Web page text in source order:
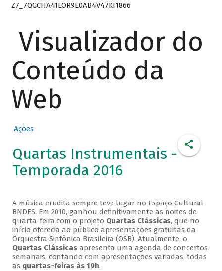
Z7_7QGCHA41LOR9E0AB4V47KI1866
Visualizador do
Conteúdo da
Web
Ações
Quartas Instrumentais -
Temporada 2016
A música erudita sempre teve lugar no Espaço Cultural
BNDES. Em 2010, ganhou definitivamente as noites de
quarta-feira com o projeto Quartas Clássicas, que no
início oferecia ao público apresentações gratuitas da
Orquestra Sinfônica Brasileira (OSB). Atualmente, o
Quartas Clássicasapresenta uma agenda de concertos
semanais, contando com apresentações variadas, todas
as quartas-feiras às 19h.